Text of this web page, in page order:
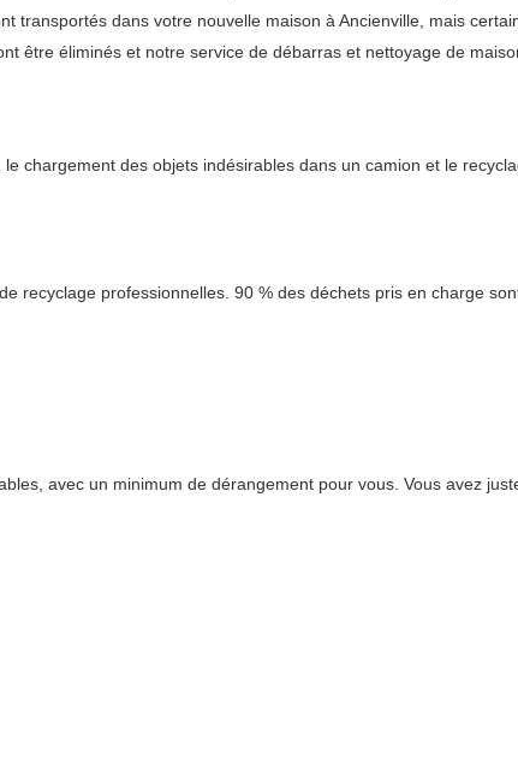
dans votre nouvelle maison à Ancienville, mais
être éliminés et notre service de débarras et nettoyage de
chargement des objets indésirables dans un camion et le
recyclage professionnelles. 90 % des déchets pris en charge
avec un minimum de dérangement pour vous. Vous avez